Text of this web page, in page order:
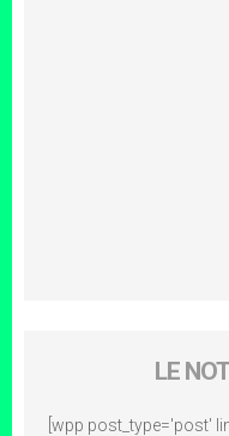
LE
[wpp post_type='post'